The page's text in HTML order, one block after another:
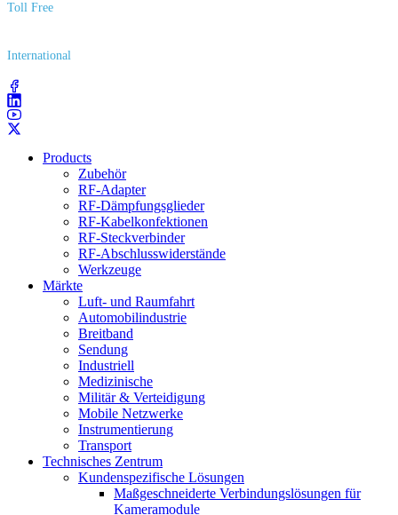
Toll Free
International
Products
Zubehör
RF-Adapter
RF-Dämpfungsglieder
RF-Kabelkonfektionen
RF-Steckverbinder
RF-Abschlusswiderstände
Werkzeuge
Märkte
Luft- und Raumfahrt
Automobilindustrie
Breitband
Sendung
Industriell
Medizinische
Militär & Verteidigung
Mobile Netzwerke
Instrumentierung
Transport
Technisches Zentrum
Kundenspezifische Lösungen
Maßgeschneiderte Verbindungslösungen für
Kameramodule